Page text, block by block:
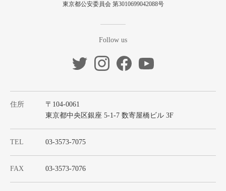
東京都公安委員会 第3010699042088号
Follow us
住所
〒104-0061
東京都中央区銀座 5-1-7 数寄屋橋ビル 3F
TEL 03-3573-7075
FAX 03-3573-7076